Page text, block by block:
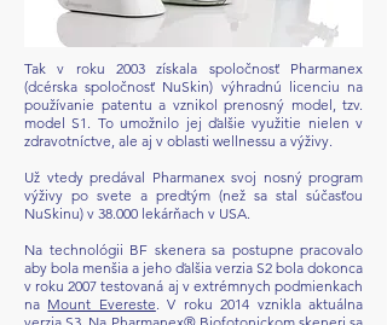
Tak v roku 2003 získala spoločnosť Pharmanex
(dcérska spoločnosť NuSkin) výhradnú licenciu na
používanie patentu a vznikol prenosný model, tzv.
model S1. To umožnilo jej ďalšie využitie nielen v
zdravotníctve, ale aj v oblasti wellnessu a výživy.
Už vtedy predával Pharmanex svoj nosný program
výživy po svete a predtým (než sa stal súčasťou
NuSkinu) v 38.000 lekárňach v USA.
Na technológii BF skenera sa postupne pracovalo
aby bola menšia a jeho ďalšia verzia S2 bola dokonca
v roku 2007 testovaná aj v extrémnych podmienkach
na Mount Evereste. V roku 2014 vznikla aktuálna